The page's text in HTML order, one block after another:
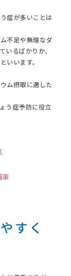
症が多いことは
不足や無理なダ
いるばかりか、
いいます。
ム摂取に適した
う症予防に役立
軍
すく